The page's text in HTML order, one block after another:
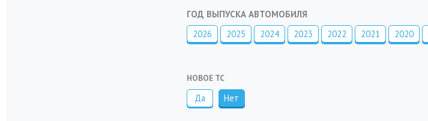
ГОД ВЫПУСКА АВТОМОБИЛЯ
2026
2025 2024 2023 2022 2021 2020
НОВОЕ ТС
Да Нет